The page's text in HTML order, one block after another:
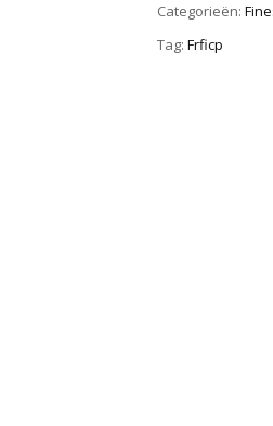
Categorieën:
Tag: Frficp